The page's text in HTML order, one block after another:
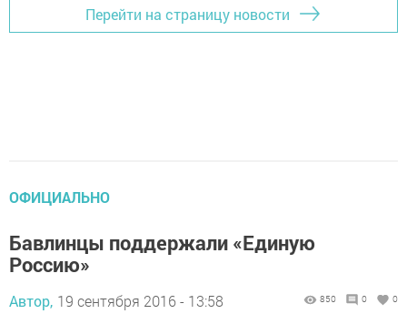
Перейти на страницу новости
ОФИЦИАЛЬНО
Бавлинцы поддержали «Единую
Россию»
Автор, 19 сентября 2016 - 13:58 850 0 0